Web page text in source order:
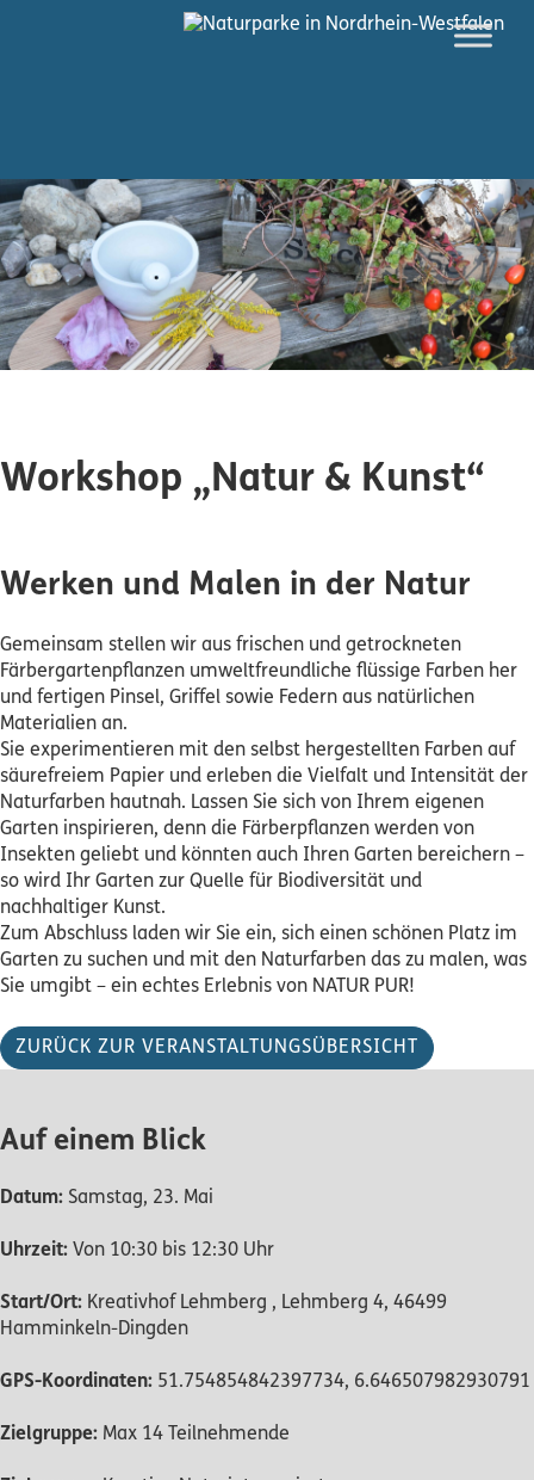
Workshop „Natur & Kunst“
Werken und Malen in der Natur
Gemeinsam stellen wir aus frischen und getrockneten
Färbergartenpflanzen umweltfreundliche flüssige Farben her
und fertigen Pinsel, Griffel sowie Federn aus natürlichen
Materialien an.
Sie experimentieren mit den selbst hergestellten Farben auf
säurefreiem Papier und erleben die Vielfalt und Intensität der
Naturfarben hautnah. Lassen Sie sich von Ihrem eigenen
Garten inspirieren, denn die Färberpflanzen werden von
Insekten geliebt und könnten auch Ihren Garten bereichern –
so wird Ihr Garten zur Quelle für Biodiversität und
nachhaltiger Kunst.
Zum Abschluss laden wir Sie ein, sich einen schönen Platz im
Garten zu suchen und mit den Naturfarben das zu malen, was
Sie umgibt – ein echtes Erlebnis von NATUR PUR!
ZURÜCK ZUR VERANSTALTUNGSÜBERSICHT
Auf einem Blick
Datum: Samstag, 23. Mai
Uhrzeit: Von 10:30 bis 12:30 Uhr
Start/Ort: Kreativhof Lehmberg , Lehmberg 4, 46499
Hamminkeln-Dingden
GPS-Koordinaten: 51.754854842397734, 6.646507982930791
Zielgruppe: Max 14 Teilnehmende